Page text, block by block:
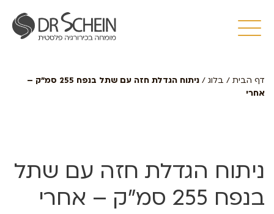
דף הבית / בלוג /
ניתוח הגדלת חזה עם שתל בנפח 255 סמ”ק –
אחרי
ניתוח הגדלת חזה עם שתל
בנפח 255 סמ”ק – אחרי